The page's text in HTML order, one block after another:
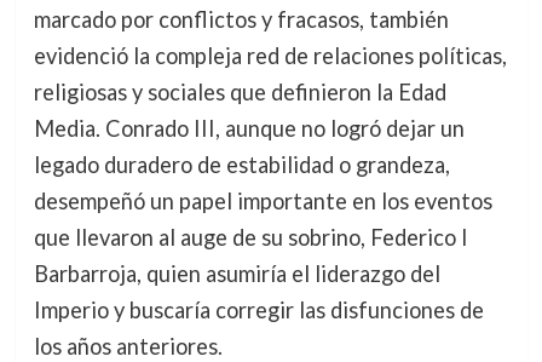
marcado por conflictos y fracasos, también
evidenció la compleja red de relaciones políticas,
religiosas y sociales que definieron la Edad
Media. Conrado III, aunque no logró dejar un
legado duradero de estabilidad o grandeza,
desempeñó un papel importante en los eventos
que llevaron al auge de su sobrino, Federico I
Barbarroja, quien asumiría el liderazgo del
Imperio y buscaría corregir las disfunciones de
los años anteriores.